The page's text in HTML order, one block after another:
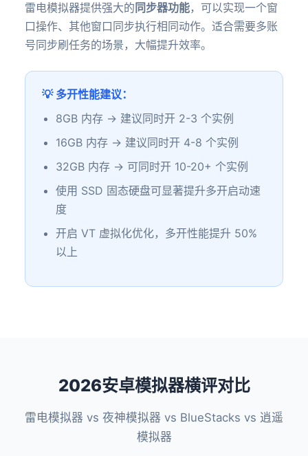
雷电模拟器提供强大的 同步器功能，可以实现一个窗
口操作、其他窗口同步执行相同动作。适合需要多账
号同步刷任务的场景，大幅提升效率。
💡 多开性能建议：
8GB 内存 → 建议同时开 2-3 个实例
16GB 内存 → 建议同时开 4-8 个实例
32GB 内存 → 可同时开 10-20+ 个实例
使用 SSD 固态硬盘可显著提升多开启动速
度
开启 VT 虚拟化优化，多开性能提升 50%
以上
2026安卓模拟器横评对比
雷电模拟器 vs 夜神模拟器 vs BlueStacks vs 逍遥
模拟器